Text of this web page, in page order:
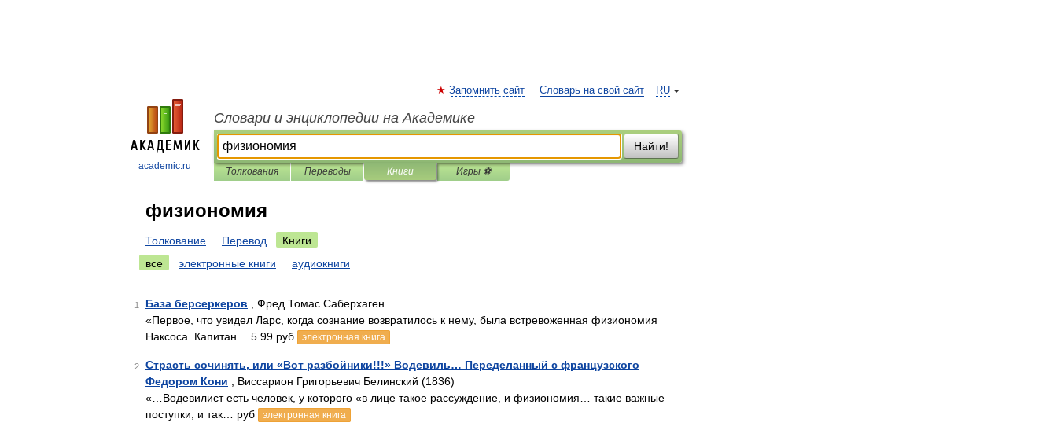
academic.ru
RU
Запомнить сайт Словарь на свой сайт
Словари и энциклопедии на Академике
Найти!
Толкования Переводы Книги Игры ⚽
физиономия
Толкование Перевод
Книги
все
электронные книги аудиокниги
1 База берсеркеров , Фред Томас Саберхаген
«Первое, что увидел Ларс, когда сознание возвратилось к нему, была встревоженная физиономия
Наксоса. Капитан… 5.99 руб
электронная книга
2
Страсть сочинять, или «Вот разбойники!!!» Водевиль… Переделанный с французского
Федором Кони , Виссарион Григорьевич Белинский (1836)
«…Водевилист есть человек, у которого «в лице такое рассуждение, и физиономия… такие важные
поступки, и так… руб
электронная книга